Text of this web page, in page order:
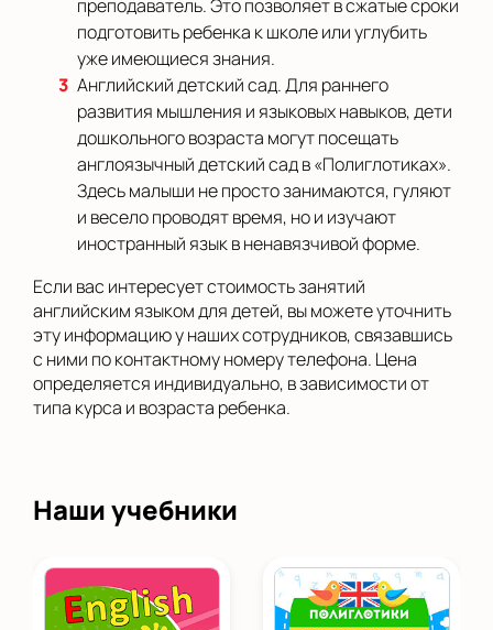
преподаватель. Это позволяет в сжатые сроки
подготовить ребенка к школе или углубить
уже имеющиеся знания.
Английский детский сад. Для раннего
развития мышления и языковых навыков, дети
дошкольного возраста могут посещать
англоязычный детский сад в «Полиглотиках».
Здесь малыши не просто занимаются, гуляют
и весело проводят время, но и изучают
иностранный язык в ненавязчивой форме.
Если вас интересует стоимость занятий
английским языком для детей, вы можете уточнить
эту информацию у наших сотрудников, связавшись
с ними по контактному номеру телефона. Цена
определяется индивидуально, в зависимости от
типа курса и возраста ребенка.
Наши учебники